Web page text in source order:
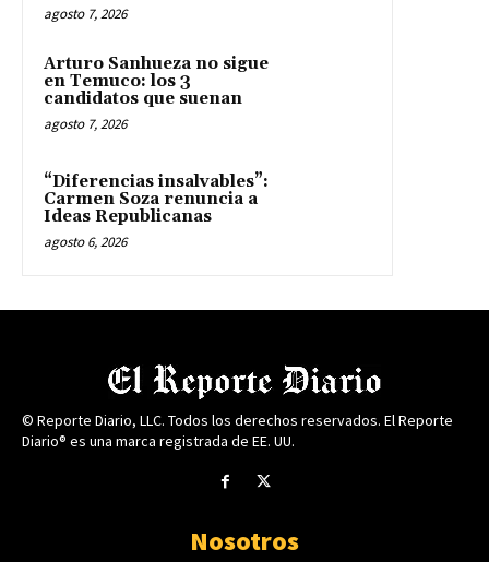
agosto 7, 2026
Arturo Sanhueza no sigue
en Temuco: los 3
candidatos que suenan
agosto 7, 2026
“Diferencias insalvables”:
Carmen Soza renuncia a
Ideas Republicanas
agosto 6, 2026
© Reporte Diario, LLC. Todos los derechos reservados. El Reporte
Diario® es una marca registrada de EE. UU.
Nosotros